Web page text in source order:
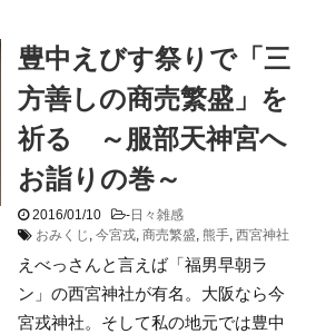
豊中えびす祭りで「三
方善しの商売繁盛」を
祈る ～服部天神宮へ
お詣りの巻～
2016/01/10 -日々雑感
おみくじ , 今宮戎, 商売繁盛, 熊手, 西宮神社
えべっさんと言えば「福男早朝ラ
ン」の西宮神社が有名。大阪なら今
宮戎神社。そして私の地元では豊中